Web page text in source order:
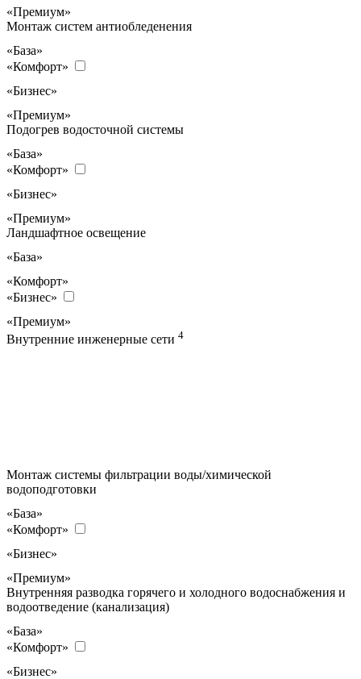
«Премиум»
Монтаж систем антиобледенения
«База»
«Комфорт»
«Бизнес»
«Премиум»
Подогрев водосточной системы
«База»
«Комфорт»
«Бизнес»
«Премиум»
Ландшафтное освещение
«База»
«Комфорт»
«Бизнес»
«Премиум»
Внутренние инженерные сети 4
Монтаж системы фильтрации воды/химической
водоподготовки
«База»
«Комфорт»
«Бизнес»
«Премиум»
Внутренняя разводка горячего и холодного водоснабжения и
водоотведение (канализация)
«База»
«Комфорт»
«Бизнес»